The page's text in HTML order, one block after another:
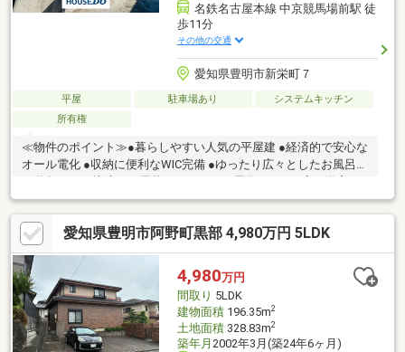
名鉄名古屋本線 中京競馬場前駅 徒
歩11分
その他の交通
愛知県豊明市新栄町７
平屋 駐車場あり
システムキッチン
所有権
≪物件のポイント≫●暮らしやすい人気の平屋建 ●経済的で安心な
オール電化 ●収納に便利なWIC完備 ●ゆったり広々としたお風呂
＊階段のない快適な平屋暮らし。オール電化やWIC、広い浴室な
ど設備も充実。≪周辺環境のポイント≫●名鉄の駅まで徒歩10分 ●
栄小学校まで徒歩5分 ●日当たり・通風・眺望良好 ＊駅まで徒歩
10分と近く、小学校も徒歩5分なので毎日の通学・通勤が快適で
す。見学予約はフリーダイヤル！０１２０－９３２－９１２（ス
マートフォンの方は青の「電話マーク」をクリック）資料請求は
オレンジの「資料請求する（無料）」をクリック
愛知県豊明市阿野町黒部 4,980万円 5LDK
4,980万円
間取り 5LDK
建物面積196.35m2
土地面積328.83m2
築年月 2002年3月(築24年6ヶ月)